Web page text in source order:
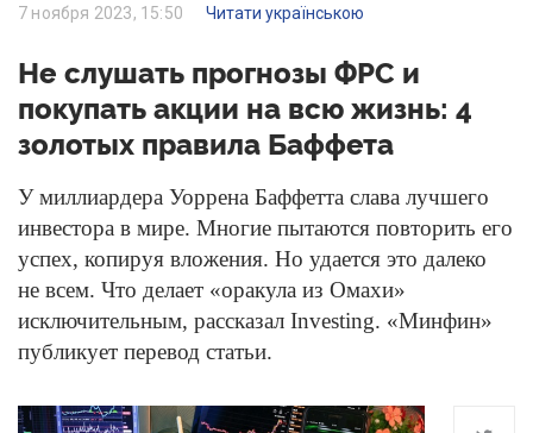
7 ноября 2023, 15:50 Читати українською
Не слушать прогнозы ФРС и
покупать акции на всю жизнь: 4
золотых правила Баффета
У миллиардера Уоррена Баффетта слава лучшего
инвестора в мире. Многие пытаются повторить его
успех, копируя вложения. Но удается это далеко
не всем. Что делает «оракула из Омахи»
исключительным, рассказал Investing. «Минфин»
публикует перевод статьи.